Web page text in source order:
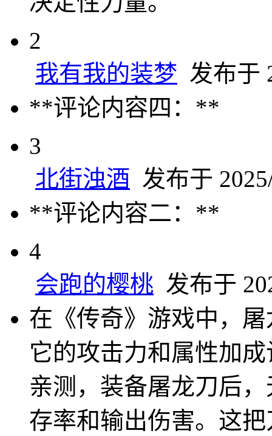
2
我有我的装梦 发布于
**评论内容四：**
3
北街浊酒 发布于
**评论内容二：**
4
会跑的樱桃 发布于
在《传奇》游戏中，
它的攻击力和属性加
亲测，装备屠龙刀后
存率和输出伤害。这